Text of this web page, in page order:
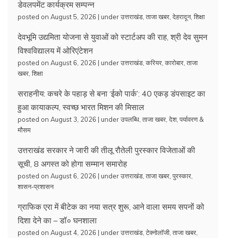
डेवलपमेंट कार्यक्रम सम्पन्न
posted on August 5, 2026 | underउत्तराखंड ताजा खबर देहरादून, शिक्षा
देवभूमि उद्यमिता योजना से युवाओं को स्टार्टअप की राह, श्री देव सुमन
विश्वविद्यालय में ओरिएंटेशन
posted on August 6, 2026 | underउत्तराखंड करियर कारोबार ताजा
खबर शिक्षा
सराहनीय: कचरे के पहाड़ से बना ‘ईको पार्क’: 40 एकड़ डंपसाइट का
हुआ कायाकल्प, स्वच्छ भारत मिशन की मिसाल
posted on August 3, 2026 | underउपलब्धि ताजा खबर देश, पर्यावरण &
मौसम
उत्तराखंड सरकार ने जारी की तीलू रौतेली पुरस्कार विजेताओं की
सूची, 8 अगस्त को होगा सम्मान समारोह
posted on August 6, 2026 | underउत्तराखंड ताजा खबर पुरस्कार
शासन-प्रशासन
ग्राफिक एरा में बीटेक का नया सत्र शुरू, आने वाला समय सपनों को
दिशा देने का – डॉ० घनशाला
posted on August 4, 2026 | underउत्तराखंड टेक्नोलॉजी ताजा खबर